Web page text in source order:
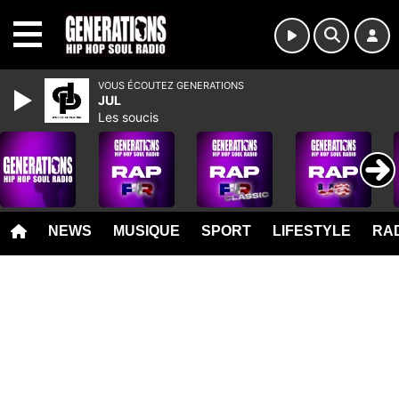
NEWS MUSIQUE SPORT LIFESTYLE
VOUS ÉCOUTEZ GENERATIONS
JUL
Les soucis